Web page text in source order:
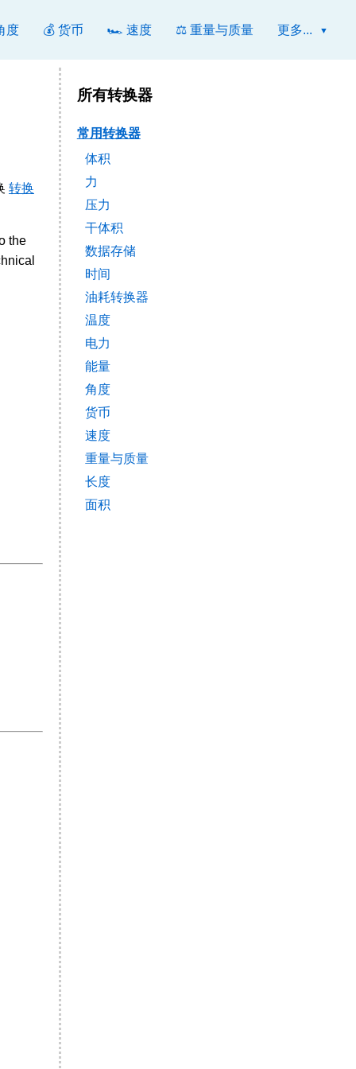
度 💰 货币 🏎️ 速度 ⚖️ 重量与质量 更多...
转换
the
所有转换器
常用转换器
体积
力
压力
干体积
数据存储
时间
油耗转换器
温度
电力
能量
角度
货币
速度
重量与质量
长度
面积